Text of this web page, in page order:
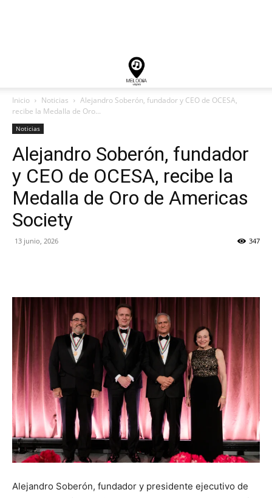
Inicio Noticias
Alejandro Soberón, fundador y CEO de OCESA,
recibe la Medalla de Oro...
Noticias
Alejandro Soberón, fundador
y CEO de OCESA, recibe la
Medalla de Oro de Americas
Society
13 junio, 2026 347
Alejandro Soberón, fundador y presidente ejecutivo de